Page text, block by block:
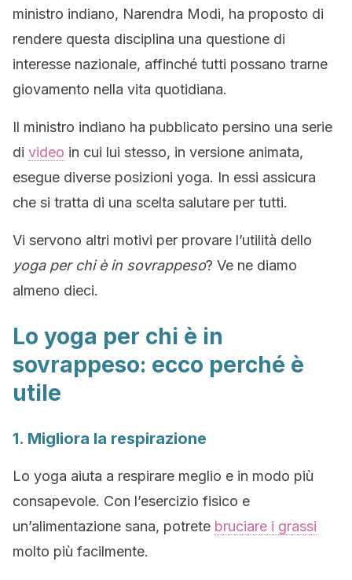
ministro indiano, Narendra Modi, ha proposto di
rendere questa disciplina una questione di
interesse nazionale, affinché tutti possano trarne
giovamento nella vita quotidiana.
Il ministro indiano ha pubblicato persino una serie
di video in cui lui stesso, in versione animata,
esegue diverse posizioni yoga. In essi assicura
che si tratta di una scelta salutare per tutti.
Vi servono altri motivi per provare l’utilità dello
yoga per chi è in sovrappeso? Ve ne diamo
almeno dieci.
Lo yoga per chi è in
sovrappeso: ecco perché è
utile
1. Migliora la respirazione
Lo yoga aiuta a respirare meglio e in modo più
consapevole. Con l’esercizio fisico e
un’alimentazione sana, potrete bruciare i grassi
molto più facilmente.